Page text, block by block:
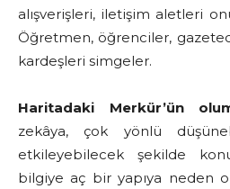
alışverişleri, iletişim aletleri
Öğretmen, öğrenciler,
kardeşleri simgeler.
Haritadaki Merkür’ün
zekâya, çok yönlü
etkileyebilecek şekilde
bilgiye aç bir yapıya neden